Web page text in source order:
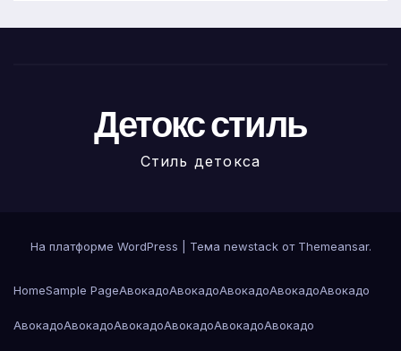
Детокс стиль
Стиль детокса
На платформе WordPress Тема newstack от Themeansar.
HomeSample PageАвокадоАвокадоАвокадоАвокадоАвокадо
АвокадоАвокадоАвокадоАвокадоАвокадоАвокадо